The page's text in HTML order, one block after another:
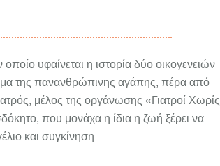
υφαίνεται η ιστορία δύο οικογενειών
της πανανθρώπινης αγάπης, πέρα από
μέλος της οργάνωσης «Γιατροί Χωρίς
που μονάχα η ίδια η ζωή ξέρει να
και συγκίνηση